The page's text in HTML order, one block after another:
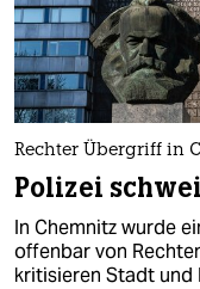
Rechter Übergriff in
Polizei
In Chemnitz wurde
offenbar von
kritisieren Stadt und